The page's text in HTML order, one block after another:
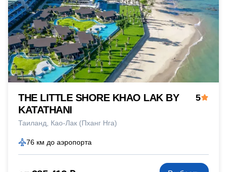
THE LITTLE SHORE KHAO LAK BY
KATATHANI
Таиланд Као-Лак (Пханг Нга)
5
76 км до аэропорта